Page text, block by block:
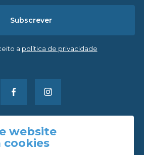
Subscrever
a política de privacidade
Política de Reservas
website
cookies